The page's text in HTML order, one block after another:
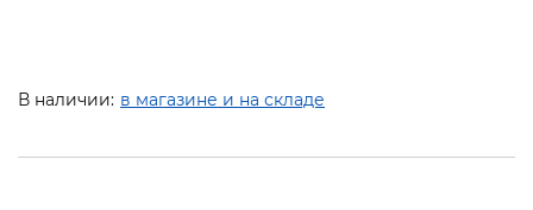
В наличии: в магазине и на складе